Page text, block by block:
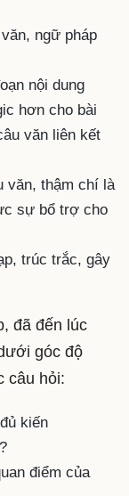
ngữ pháp
nội dung
hơn cho bài
văn liên kết
văn, thậm chí là
sự bổ trợ cho
trúc trắc, gây
đã đến lúc
góc độ
câu hỏi:
kiến
điểm của